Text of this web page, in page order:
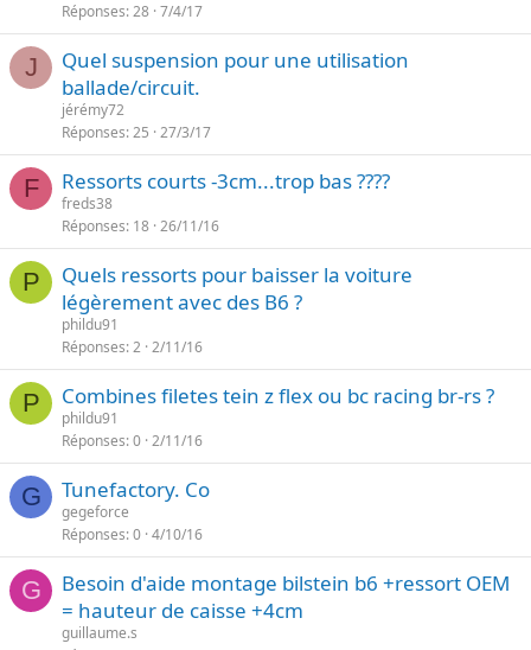
Réponses 28 7/4/17
J
Quel suspension pour une utilisation
ballade/circuit.
jérémy72
Réponses 25 27/3/17
F Ressorts courts -3cm...trop bas ????
freds38
Réponses 18 26/11/16
P
Quels ressorts pour baisser la voiture
légèrement avec des B6 ?
phildu91
Réponses 2 2/11/16
P Combines filetes tein z flex ou bc racing br-rs ?
phildu91
Réponses 0 2/11/16
G Tunefactory. Co
gegeforce
Réponses 0 4/10/16
G
Besoin d'aide montage bilstein b6 +ressort OEM
= hauteur de caisse +4cm
guillaume.s